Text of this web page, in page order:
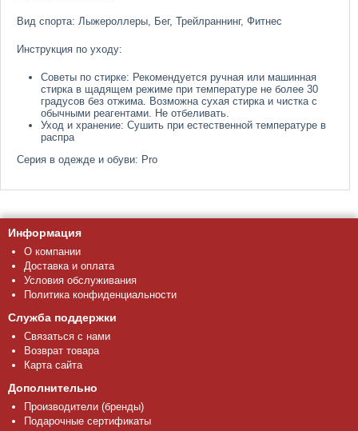
Вид спорта: Лыжероллеры, Бег, Трейлраннинг, Фитнес
Инструкция по уходу:
Советы по стирке: Рекомендуется ручная или машинная
стирка в щадящем режиме при температуре не более 30
градусов без отжима. Возможна сухая стирка и чистка с
обычными реагентами. Не отбеливать.
Уход и хранение: Сушить при естественной температуре в
распра
Серия в одежде и обуви: Pro
Информация
О компании
Доставка и оплата
Условия обслуживания
Политика конфиденциальности
Служба поддержки
Связаться с нами
Возврат товара
Карта сайта
Дополнительно
Производители (бренды)
Подарочные сертификаты